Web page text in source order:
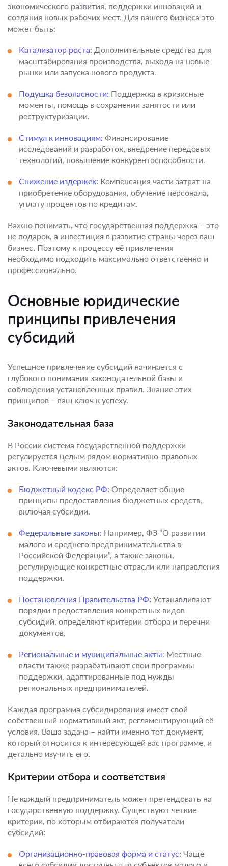
экономического развития, поддержки инноваций и
создания новых рабочих мест. Для вашего бизнеса это
может быть:
Катализатор роста: Дополнительные средства для
масштабирования производства, выхода на новые
рынки или запуска нового продукта.
Подушка безопасности: Поддержка в кризисные
моменты, помощь в сохранении занятости или
реструктуризации.
Стимул к инновациям: Финансирование
исследований и разработок, внедрение передовых
технологий, повышение конкурентоспособности.
Снижение издержек: Компенсация части затрат на
приобретение оборудования, обучение персонала,
уплату процентов по кредитам.
Важно понимать, что государственная поддержка – это
не подарок, а инвестиция в развитие страны через ваш
бизнес. Поэтому к процессу её привлечения
необходимо подходить максимально ответственно и
профессионально.
Основные юридические
принципы привлечения
субсидий
Успешное привлечение субсидий начинается с
глубокого понимания законодательной базы и
соблюдения установленных правил. Знание этих
принципов – ваш ключ к успеху.
Законодательная база
В России система государственной поддержки
регулируется целым рядом нормативно-правовых
актов. Ключевыми являются:
Бюджетный кодекс РФ: Определяет общие
принципы предоставления бюджетных средств,
включая субсидии.
Федеральные законы: Например, ФЗ “О развитии
малого и среднего предпринимательства в
Российской Федерации”, а также законы,
регулирующие конкретные отрасли или направления
поддержки.
Постановления Правительства РФ: Устанавливают
порядки предоставления конкретных видов
субсидий, определяют критерии отбора и перечни
документов.
Региональные и муниципальные акты: Местные
власти также разрабатывают свои программы
поддержки, адаптированные под нужды
региональных предпринимателей.
Каждая программа субсидирования имеет свой
собственный нормативный акт, регламентирующий её
условия. Ваша задача – найти именно тот документ,
который относится к интересующей вас программе, и
детально изучить его.
Критерии отбора и соответствия
Не каждый предприниматель может претендовать на
государственную поддержку. Существуют четкие
критерии, по которым отбираются получатели
субсидий:
Организационно-правовая форма и статус: Чаще